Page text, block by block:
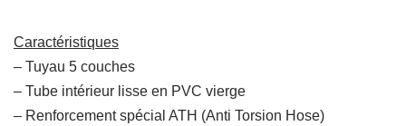
Caractéristiques
– Tuyau 5 couches
– Tube intérieur lisse en PVC vierge
– Renforcement spécial ATH (Anti Torsion Hose)